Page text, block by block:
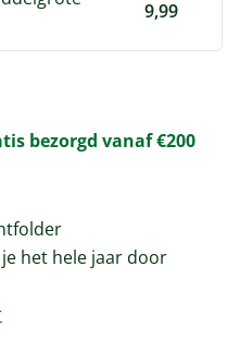
9,99
bezorgd vanaf €200